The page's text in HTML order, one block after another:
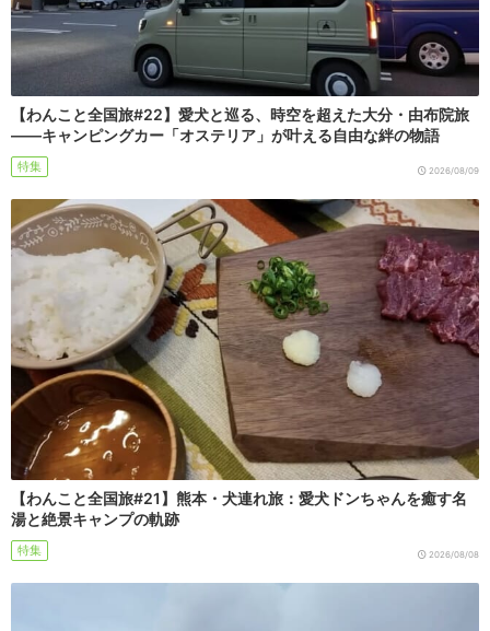
【わんこと全国旅#22】愛犬と巡る、時空を超えた大分・由布院旅
――キャンピングカー「オステリア」が叶える自由な絆の物語
特集 2026/08/09
【わんこと全国旅#21】熊本・犬連れ旅：愛犬ドンちゃんを癒す名
湯と絶景キャンプの軌跡
特集 2026/08/08